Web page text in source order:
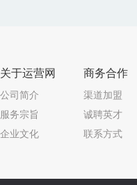
关于运营网
公司简介
服务宗旨
企业文化
商务合作
渠道加盟
诚聘英才
联系方式